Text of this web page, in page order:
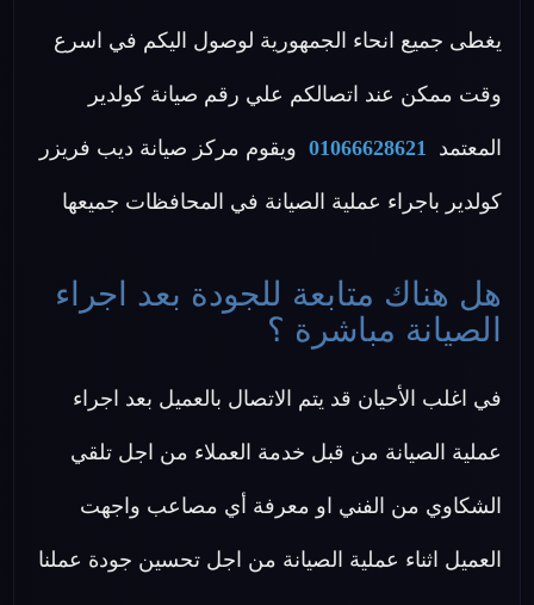
يغطى جميع انحاء الجمهورية لوصول اليكم في اسرع
وقت ممكن عند اتصالكم علي رقم صيانة كولدير
المعتمد 01066628621 ويقوم مركز صيانة ديب فريزر
كولدير باجراء عملية الصيانة في المحافظات جميعها
هل هناك متابعة للجودة بعد اجراء
الصيانة مباشرة ؟
في اغلب الأحيان قد يتم الاتصال بالعميل بعد اجراء
عملية الصيانة من قبل خدمة العملاء من اجل تلقي
الشكاوي من الفني او معرفة أي مصاعب واجهت
العميل اثناء عملية الصيانة من اجل تحسين جودة عملنا